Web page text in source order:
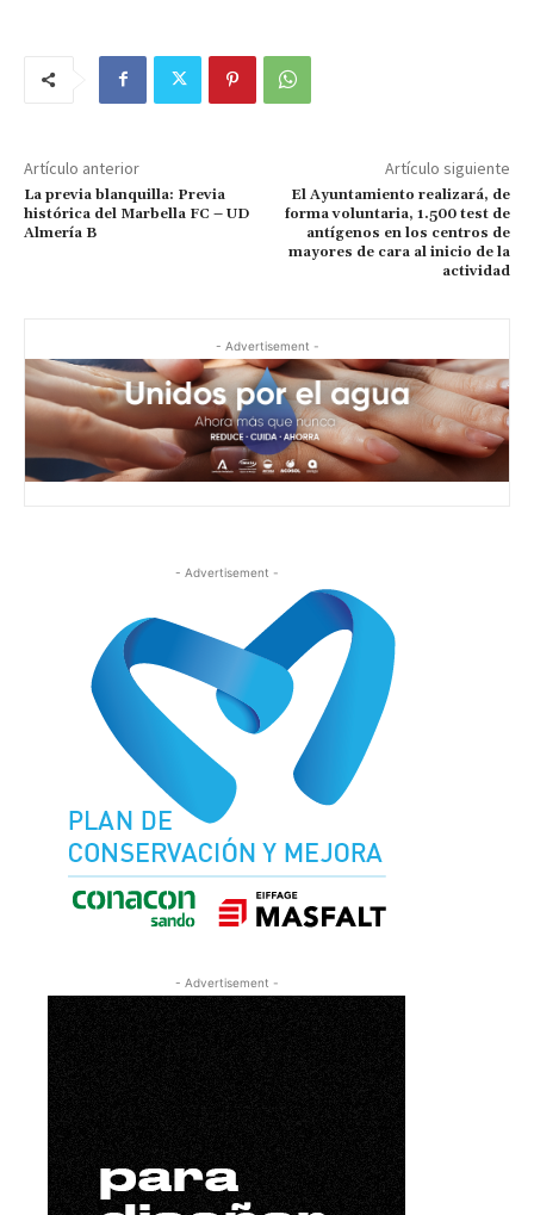
Artículo anterior
La previa blanquilla: Previa
histórica del Marbella FC – UD
Almería B
Artículo siguiente
El Ayuntamiento realizará, de
forma voluntaria, 1.500 test de
antígenos en los centros de
mayores de cara al inicio de la
actividad
- Advertisement -
- Advertisement -
- Advertisement -